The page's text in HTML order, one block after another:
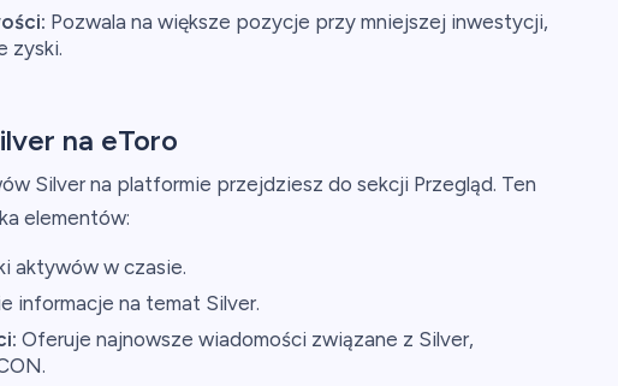
Pozwala na większe pozycje przy mniejszej inwestycji,
zyski.
na eToro
Silver na platformie przejdziesz do sekcji Przegląd. Ten
elementów:
aktywów w czasie.
informacje na temat Silver.
Oferuje najnowsze wiadomości związane z Silver,